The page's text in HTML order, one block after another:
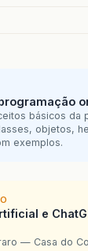
básicos da
objetos,
exemplos.
e
— Casa do